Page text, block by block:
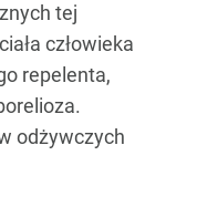
tej
człowieka
repelenta,
odżywczych